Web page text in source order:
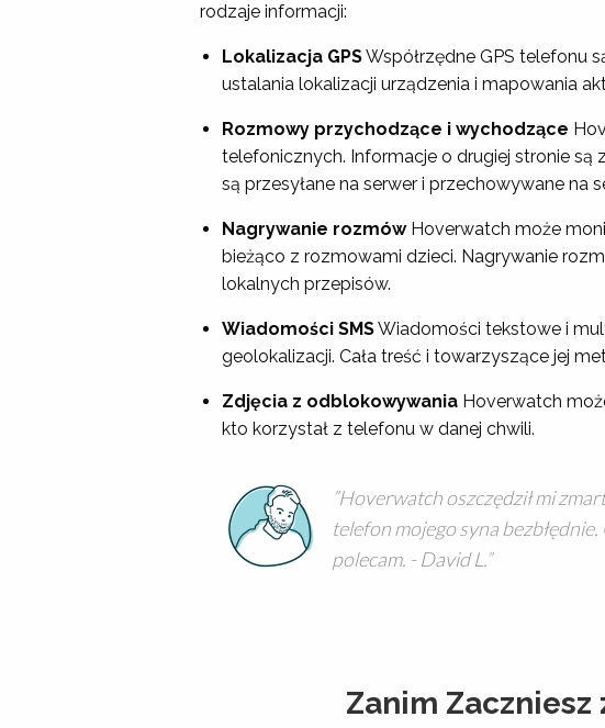
rodzaje informacji:
Lokalizacja GPSWspółrzędne GPS telefonu
ustalania lokalizacji urządzenia i mapowania
Rozmowy przychodzące i wychodzące
telefonicznych. Informacje o drugiej stronie są
są przesyłane na serwer i przechowywane na
Nagrywanie rozmówHoverwatch może
bieżąco z rozmowami dzieci. Nagrywanie
lokalnych przepisów.
Wiadomości SMSWiadomości tekstowe i
geolokalizacji. Cała treść i towarzyszące jej
Zdjęcia z odblokowywania Hoverwatch
kto korzystał z telefonu w danej chwili.
Hoverwatch oszczędził mi
telefon mojego syna
polecam. - David L.
Zanim